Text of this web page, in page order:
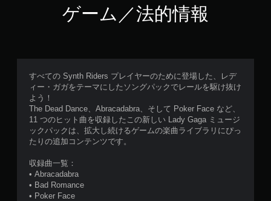
ゲーム／法的情報
すべての Synth Riders プレイヤーのために登場した、レデ
ィー・ガガをテーマにしたソングパックでレールを駆け抜け
よう！
The Dead Dance、Abracadabra、そして Poker Face など、
11 つのヒット曲を収録したこの新しい Lady Gaga ミュージ
ックパックは、拡大し続けるゲームの楽曲ライブラリにぴっ
たりの追加コンテンツです。
収録曲一覧：
• Abracadabra
• Bad Romance
• Poker Face